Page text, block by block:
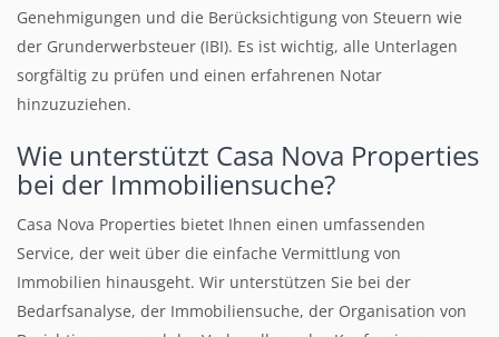
Genehmigungen und die Berücksichtigung von Steuern wie
der Grunderwerbsteuer (IBI). Es ist wichtig, alle Unterlagen
sorgfältig zu prüfen und einen erfahrenen Notar
hinzuzuziehen.
Wie unterstützt Casa Nova Properties
bei der Immobiliensuche?
Casa Nova Properties bietet Ihnen einen umfassenden
Service, der weit über die einfache Vermittlung von
Immobilien hinausgeht. Wir unterstützen Sie bei der
Bedarfsanalyse, der Immobiliensuche, der Organisation von